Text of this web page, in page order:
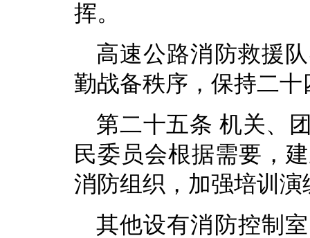
挥。
高速公路消防救援
勤战备秩序，保持二
第二十五条 机关、
民委员会根据需要，
消防组织，加强培训
其他设有消防控制